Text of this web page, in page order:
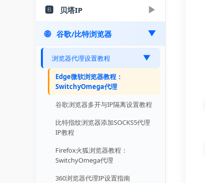
分钟改IP
百兆王安卓手机使用教程-轻松更
百兆王Socks5代理IP提取使用教程
奔富加速器 | 分组功能介绍及设置
奔富加速器PC端下载使用教程 | 一
手机端 ▶
奔富加速器安卓版教程 | 手机一键
奔富加速器Socks5/L2TP一键配置
教程
无双代理Socks5/L2TP购买提取教
程
无双IP代理L2TP服务使用教程
注册 | 购买 | 免费测试 ▶
量子IP购买使用教程-3分钟上手指
南
量子IP设置分组教程：多设备IP分
配
电脑端 ▶
量子加速器购买使用教程 | 独享IP
量子IP模拟器绑定教程
量子IP动态版购买使用指南
量子IP端游绑定指南 | 视频教程
量子IP使用指南 | 视频教程
手机端 ▶
量子IP安卓版下载使用教程
量子IP安卓版使用 | 视频教程
socks5
量子IP Socks5提取教程 | 一键防
封技巧
🅱️ 贝塔IP ▶
贝塔IP使用教程 ▶
贝塔IP购买下载使用教程 | 一键配
置指南
贝塔IP使用指南 | 视频教程
🌐 谷歌/比特浏览器 ▶
浏览器代理设置教程 ▶
Edge微软浏览器教程：
SwitchyOmega代理
谷歌浏览器多开与IP隔离设置教程
比特指纹浏览器添加SOCKS5代理
IP教程
Firefox火狐浏览器教程：
SwitchyOmega代理
360浏览器代理IP设置指南